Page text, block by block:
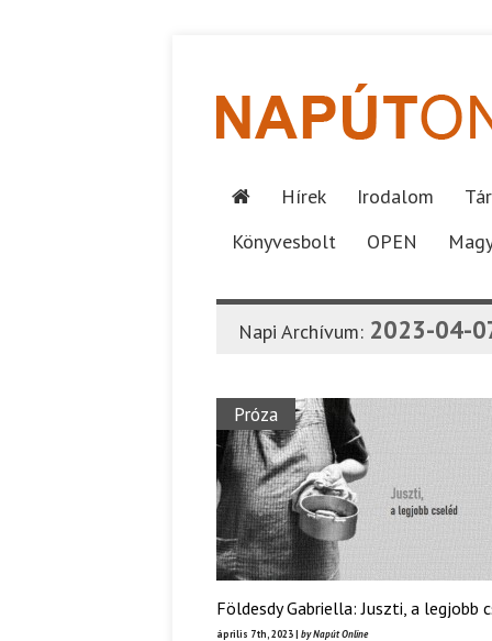
Hírek Irodalom
Könyvesbolt
OPEN
Napi Archívum: 2023-04-
Próza
Földesdy Gabriella: Juszti, a legjobb
április 7th, 2023 | by Napút Online